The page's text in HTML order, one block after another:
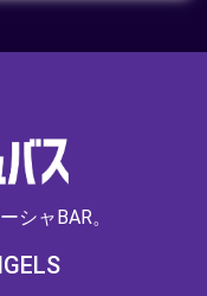
シャBAR。